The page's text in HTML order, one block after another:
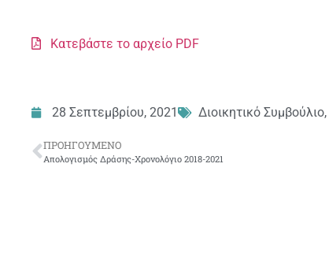
Κατεβάστε το αρχείο PDF
28 Σεπτεμβρίου, 2021 Διοικητικό Συμβούλιο,
ΠΡΟΗΓΟΎΜΕΝΟ
Απολογισμός Δράσης-Χρονολόγιο 2018-2021